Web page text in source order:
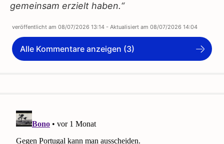
gemeinsam erzielt haben.“
veröffentlicht am 08/07/2026 13:14 - Aktualisiert am 08/07/2026 14:04
Alle Kommentare anzeigen (3)